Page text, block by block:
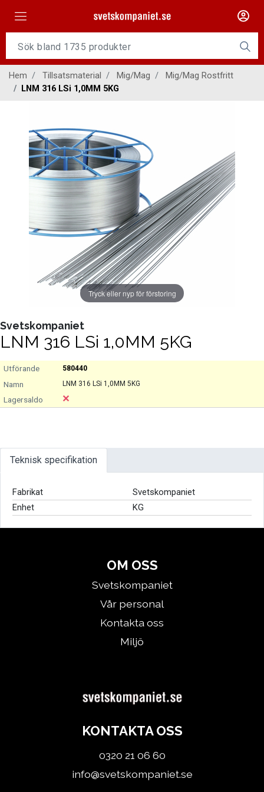
Slangpaket
Kap/Slip
Verktyg
Gasutrustning
Hem Tillsatsmaterial Mig/Mag
Mig/Mag Rostfritt
LNM 316 LSi 1,0MM 5KG
Tryck eller nyp för förstoring
Svetskompaniet
LNM 316 LSi 1,0MM 5KG
580440
LNM 316 LSi 1,0MM 5KG
Teknisk specifikation
Fabrikat
Svetskompaniet
Enhet
KG
OM OSS
Svetskompaniet
Vår personal
Kontakta oss
Miljö
KONTAKTA OSS
0320 21 06 60
info@svetskompaniet.se